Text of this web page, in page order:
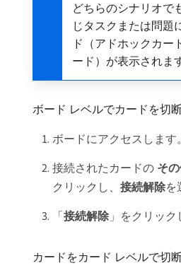
どちらのシナリオで
じタスクまたは問題
ド（アドホックカー
ード）が表示されま
ボード レベルでカードを切
ボードにアクセスします。
接続されたカードの​ そ
クリックし、 接続解除を
「接続解除 」をクリック
カードをカード レベルで切